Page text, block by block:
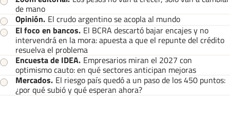
de mano
Opinión. El crudo argentino se acopla al mundo
El foco en bancos. El BCRA descartó bajar encajes y no
intervendrá en la mora: apuesta a que el repunte del crédito
resuelva el problema
Encuesta de IDEA. Empresarios miran el 2027 con
optimismo cauto: en qué sectores anticipan mejoras
Mercados. El riesgo país quedó a un paso de los 450 puntos:
¿por qué subió y qué esperan ahora?